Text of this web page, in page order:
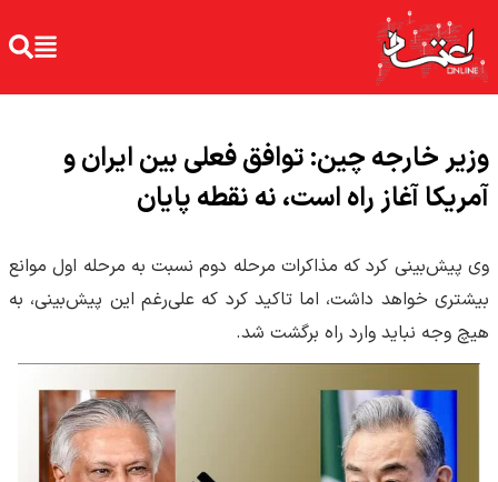
وزیر خارجه چین: توافق فعلی بین ایران و
آمریکا آغاز راه است، نه نقطه پایان
وی پیش‌بینی کرد که مذاکرات مرحله دوم نسبت به مرحله اول موانع
بیشتری خواهد داشت، اما تاکید کرد که علی‌رغم این پیش‌بینی، به
هیچ وجه نباید وارد راه برگشت شد.